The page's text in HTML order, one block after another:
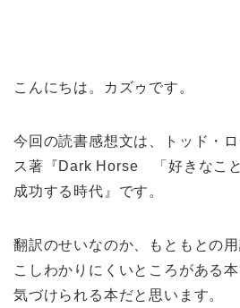
こんにちは。カズゥです。
今回の読書感想文は、トッド・
ス著『Dark Horse 「好きなこ
成功する時代』です。
翻訳のせいなのか、もともとの
こしわかりにくいところがある
気づけられる本だと思います。